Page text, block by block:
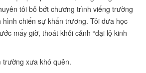
tôi bỏ bớt chương trình viếng trường
hình chiến sự khẩn trương. Tôi đưa học
mấy giờ, thoát khỏi cảnh “đại lộ kinh
xưa khó quên.